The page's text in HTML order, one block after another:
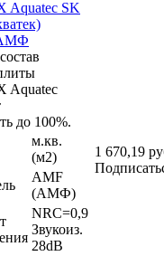
Aquatec SK
АМФ
Aquatec
до 100%.
м.кв.
(м2)
AMF
(АМФ)
NRC=0,9
Звукоиз.
28dB
1 670,19